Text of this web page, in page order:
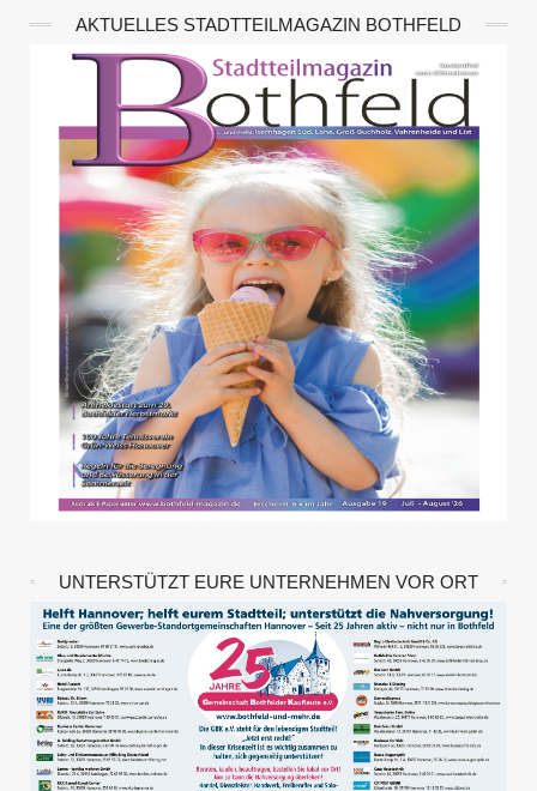
AKTUELLES STADTTEILMAGAZIN BOTHFELD
UNTERSTÜTZT EURE UNTERNEHMEN VOR ORT